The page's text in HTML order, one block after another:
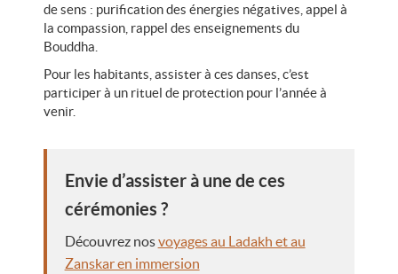
de sens : purification des énergies négatives, appel à
la compassion, rappel des enseignements du
Bouddha.
Pour les habitants, assister à ces danses, c’est
participer à un rituel de protection pour l’année à
venir.
Envie d’assister à une de ces
cérémonies ?
Découvrez nosvoyages au Ladakh et au
Zanskar en immersion